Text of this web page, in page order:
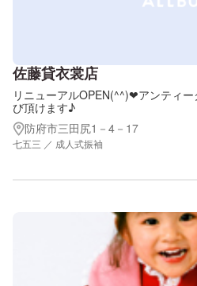
佐藤貸衣裳店
リニューアルOPEN(^^)❤アンティ
び頂けます♪
防府市三田尻1－4－17
七五三 ／ 成人式振袖